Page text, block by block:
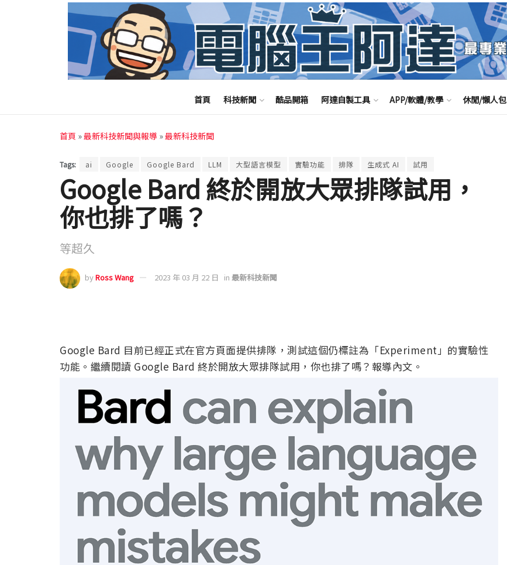
首頁 科技新聞 酷品開箱 阿達自製工具 APP/軟體/教學 休閒/懶人包
首頁 »最新科技新聞與報導 »最新科技新聞
Tags: ai Google Google Bard LLM 大型語言模型 實驗功能 排隊 生成式 AI 試用
Google Bard 終於開放大眾排隊試用，
你也排了嗎？
等超久
byRoss Wang 2023 年 03 月 22 日 in 最新科技新聞
Google Bard 目前已經正式在官方頁面提供排隊，測試這個仍標註為「Experiment」的實驗性
功能。繼續閱讀 Google Bard 終於開放大眾排隊試用，你也排了嗎？報導內文。